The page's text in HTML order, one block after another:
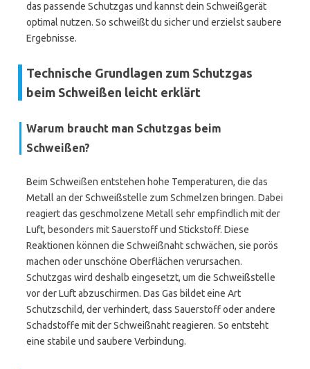
das passende Schutzgas und kannst dein Schweißgerät
optimal nutzen. So schweißt du sicher und erzielst saubere
Ergebnisse.
Technische Grundlagen zum Schutzgas
beim Schweißen leicht erklärt
Warum braucht man Schutzgas beim
Schweißen?
Beim Schweißen entstehen hohe Temperaturen, die das
Metall an der Schweißstelle zum Schmelzen bringen. Dabei
reagiert das geschmolzene Metall sehr empfindlich mit der
Luft, besonders mit Sauerstoff und Stickstoff. Diese
Reaktionen können die Schweißnaht schwächen, sie porös
machen oder unschöne Oberflächen verursachen.
Schutzgas wird deshalb eingesetzt, um die Schweißstelle
vor der Luft abzuschirmen. Das Gas bildet eine Art
Schutzschild, der verhindert, dass Sauerstoff oder andere
Schadstoffe mit der Schweißnaht reagieren. So entsteht
eine stabile und saubere Verbindung.